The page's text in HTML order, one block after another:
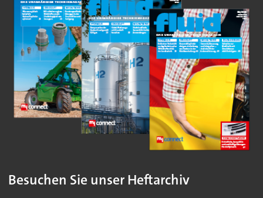
Besuchen Sie unser Heftarchiv